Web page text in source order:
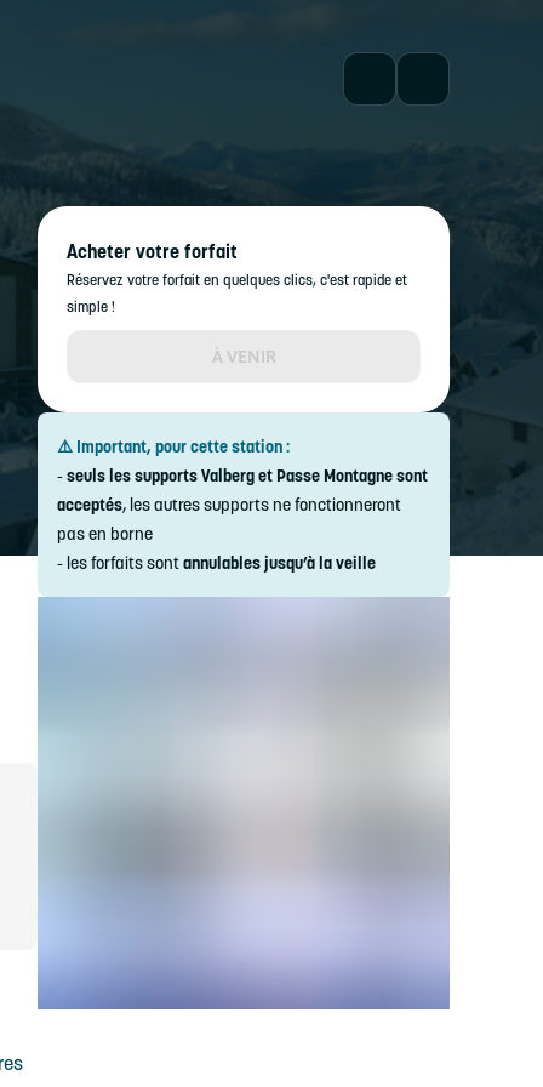
Acheter votre forfait
Réservez votre forfait en quelques clics, c'est rapide et
simple !
À VENIR
⚠️ Important, pour cette station :
-seuls les supports Valberg et Passe Montagne sont
acceptés, les autres supports ne fonctionneront
pas en borne
- les forfaits sontannulables jusqu’à la veille